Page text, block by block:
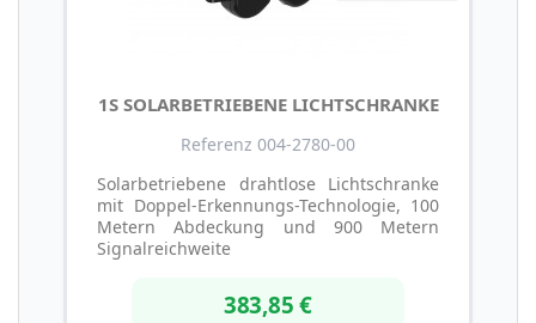
1S SOLARBETRIEBENE LICHTSCHRANKE
Referenz 004-2780-00
Solarbetriebene drahtlose Lichtschranke
mit Doppel-Erkennungs-Technologie, 100
Metern Abdeckung und 900 Metern
Signalreichweite
383,85 €